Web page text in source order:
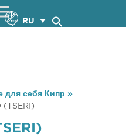
RU
для себя Кипр »
(TSERI)